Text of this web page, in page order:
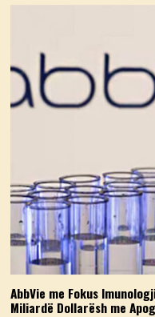
AbbVie me Fokus
Miliardë Dollarësh me